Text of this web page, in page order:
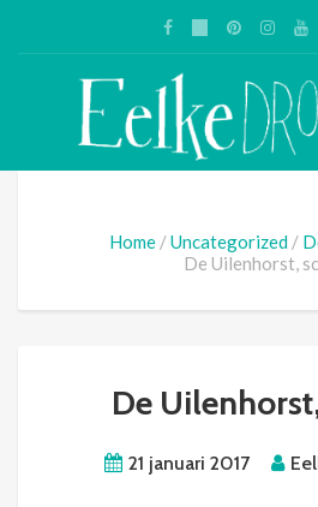
Home Uncategorized
De Uilenhorst,
De
21 januari 2017